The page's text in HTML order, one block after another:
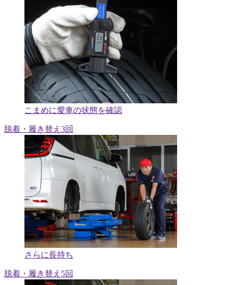
こまめに愛車の状態を確認
脱着・履き替え3回
さらに長持ち
脱着・履き替え5回